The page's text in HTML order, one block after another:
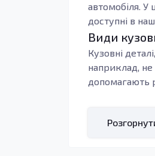
автомобіля. У
доступні в
Види
Кузовні
наприклад,
допомагають
захищаючи